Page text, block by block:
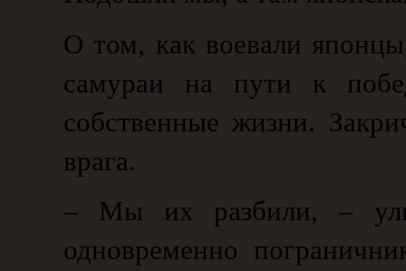
О том, как воевали
самураи на пути к
собственные жизни.
врага.
– Мы их разбили, –
одновременно